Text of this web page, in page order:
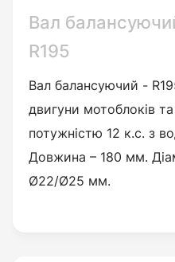
Вал
R195
Вал балансуючий -
двигуни мотоблоків
потужністю 12 к.с. з
Довжина – 180 мм.
Ø22/Ø25 мм.